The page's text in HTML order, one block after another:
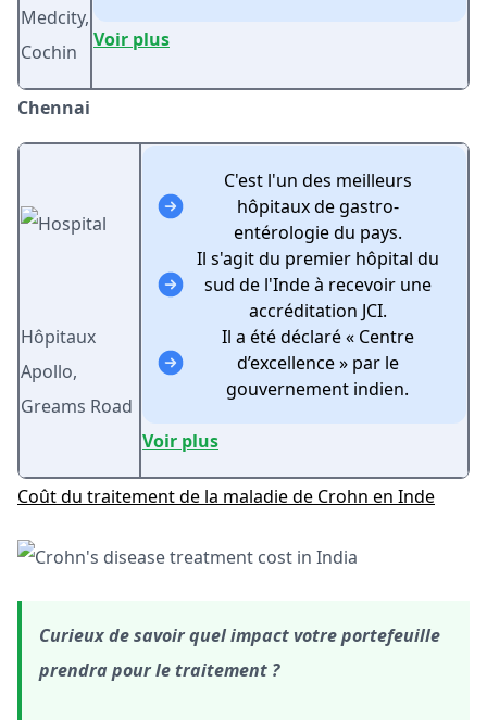
Medcity,
Cochin
Voir plus
Chennai
Hôpitaux
Apollo,
Greams Road
C'est l'un des meilleurs
hôpitaux de gastro-
entérologie du pays.
Il s'agit du premier hôpital du
sud de l'Inde à recevoir une
accréditation JCI.
Il a été déclaré « Centre
d’excellence » par le
gouvernement indien.
Voir plus
Coût du traitement de la maladie de Crohn en Inde
Curieux de savoir quel impact votre portefeuille
prendra pour le traitement ?